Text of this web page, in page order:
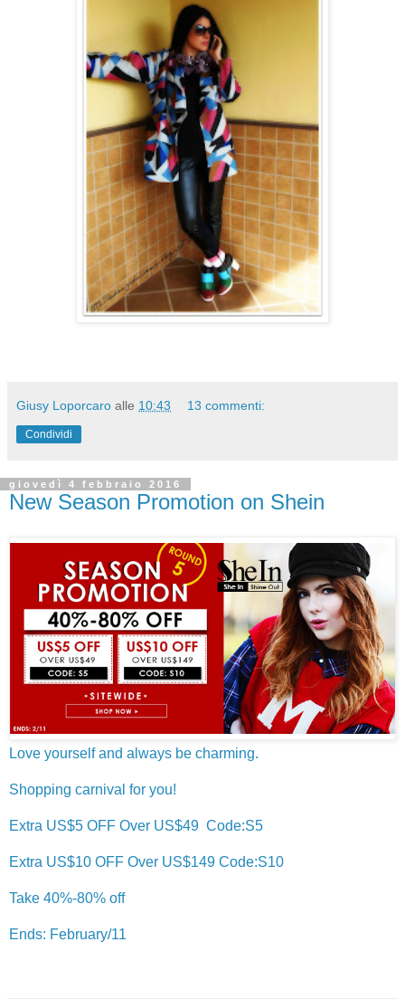
Giusy Loporcaro alle 10:43 13 commenti:
Condividi
giovedì 4 febbraio 2016
New Season Promotion on Shein
Love yourself and always be charming.
Shopping carnival for you!
Extra US$5 OFF Over US$49 Code:S5
Extra US$10 OFF Over US$149 Code:S10
Take 40%-80% off
Ends: February/11